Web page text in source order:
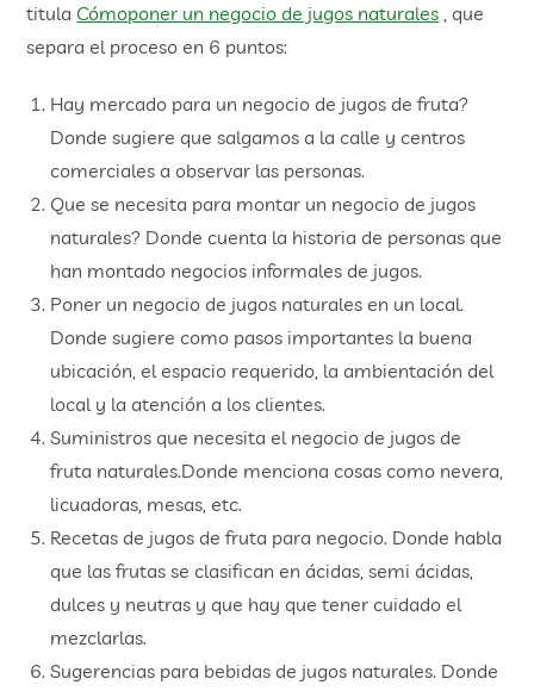
titula Cómoponer un negocio de jugos naturales , que
separa el proceso en 6 puntos:
Hay mercado para un negocio de jugos de fruta?
Donde sugiere que salgamos a la calle y centros
comerciales a observar las personas.
Que se necesita para montar un negocio de jugos
naturales? Donde cuenta la historia de personas que
han montado negocios informales de jugos.
Poner un negocio de jugos naturales en un local.
Donde sugiere como pasos importantes la buena
ubicación, el espacio requerido, la ambientación del
local y la atención a los clientes.
Suministros que necesita el negocio de jugos de
fruta naturales.Donde menciona cosas como nevera,
licuadoras, mesas, etc.
Recetas de jugos de fruta para negocio. Donde habla
que las frutas se clasifican en ácidas, semi ácidas,
dulces y neutras y que hay que tener cuidado el
mezclarlas.
Sugerencias para bebidas de jugos naturales. Donde